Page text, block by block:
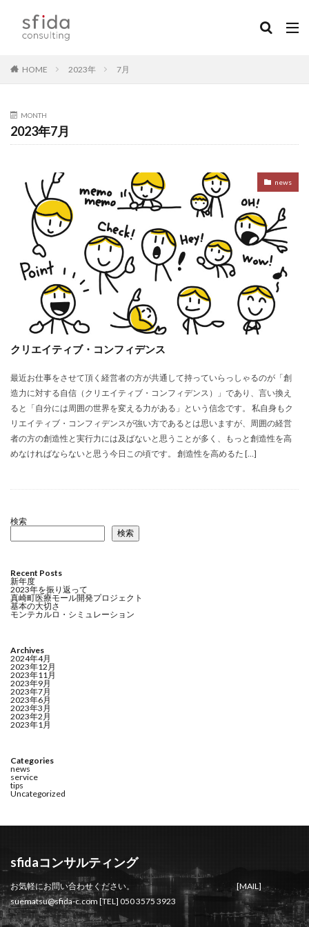
HOME 2023年 7月
MONTH
2023年7月
news
クリエイティブ・コンフィデンス
最近お仕事をさせて頂く経営者の方が共通して持っていらっしゃるのが「創
造力に対する自信（クリエイティブ・コンフィデンス）」であり、言い換え
ると「自分には周囲の世界を変える力がある」という信念です。 私自身もク
リエイティブ・コンフィデンスが強い方であるとは思いますが、周囲の経営
者の方の創造性と実行力には及ばないと思うことが多く、もっと創造性を高
めなければならないと思う今日この頃です。 創造性を高めるた […]
検索
検索
Recent Posts
新年度
2023年を振り返って
真崎町医療モール開発プロジェクト
基本の大切さ
モンテカルロ・シミュレーション
Archives
2024年4月
2023年12月
2023年11月
2023年9月
2023年7月
2023年6月
2023年3月
2023年2月
2023年1月
Categories
news
service
tips
Uncategorized
sfidaコンサルティング
お気軽にお問い合わせください。 [MAIL]
suematsu@sfida-c.com [TEL] 050 3575 3923